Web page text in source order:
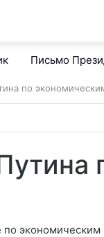
Письмо
по
экономическим